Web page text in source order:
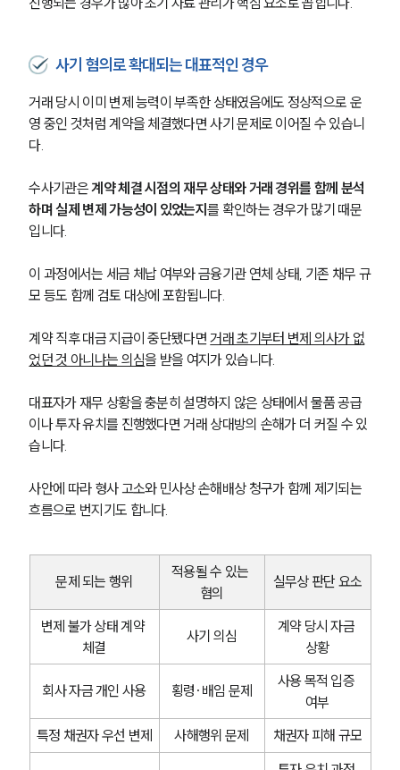
사기 혐의로 확대되는 대표적인 경우
거래 당시 이미 변제 능력이 부족한 상태였음에도 정상적으로 운
영 중인 것처럼 계약을 체결했다면 사기 문제로 이어질 수 있습니
다.
수사기관은 계약 체결 시점의 재무 상태와 거래 경위를 함께 분석
하며 실제 변제 가능성이 있었는지 를 확인하는 경우가 많기 때문
입니다.
이 과정에서는 세금 체납 여부와 금융기관 연체 상태, 기존 채무 규
모 등도 함께 검토 대상에 포함됩니다.
계약 직후 대금 지급이 중단됐다면 거래 초기부터 변제 의사가 없
었던 것 아니냐는 의심을 받을 여지가 있습니다.
대표자가 재무 상황을 충분히 설명하지 않은 상태에서 물품 공급
이나 투자 유치를 진행했다면 거래 상대방의 손해가 더 커질 수 있
습니다.
사안에 따라 형사 고소와 민사상 손해배상 청구가 함께 제기되는
흐름으로 번지기도 합니다.
문제 되는 행위
적용될 수 있는
혐의
실무상 판단 요소
변제 불가 상태 계약
체결
사기 의심
계약 당시 자금
상황
회사 자금 개인 사용 횡령·배임 문제
사용 목적 입증
여부
특정 채권자 우선 변제
사해행위 문제 채권자 피해 규모